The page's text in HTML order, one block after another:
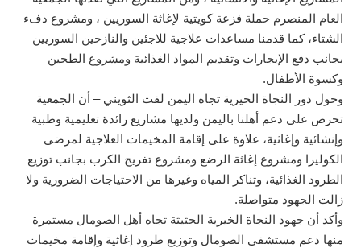
العام المنصرم حملة فزعة كويتية لإغاثة السوريين ، ومشروع دفء
الشتاء، كما قدمنا مساعدات علاجية للاجئين والنازحين السوريين
بجانب دفع الإيجارات وتقديم المواد الغذائية ومشروع الطحين
وكسوة الأطفال.
وحول دور النجاة الخيرية تجاه اليمن لفت الثويني – أن الجمعية
تحرص على دعم أهلنا باليمن ولديها مشاريع رائدة تعليمية وطبية
وإنشائية وإغاثية، علاوة على إقامة المخيمات العلاجية لمرضى
الكوليرا ومشروع إغاثة الرضع ومشروع تفريج الكرب بجانب توزيع
الطرود الغذائية، وتناكر المياه وغيرها من الاحتياجات الضرورية ولا
زالت الجهود متواصلة.
وأكد أن جهود النجاة الخيرية الحثيثة تجاه أهل الصومال مستمرة
منها دعم مستشفى الصومال وتوزيع طرود إغاثية وإقامة مخيمات